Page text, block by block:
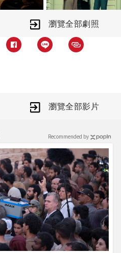
瀏覽全部劇照
瀏覽全部影片
Recommended by